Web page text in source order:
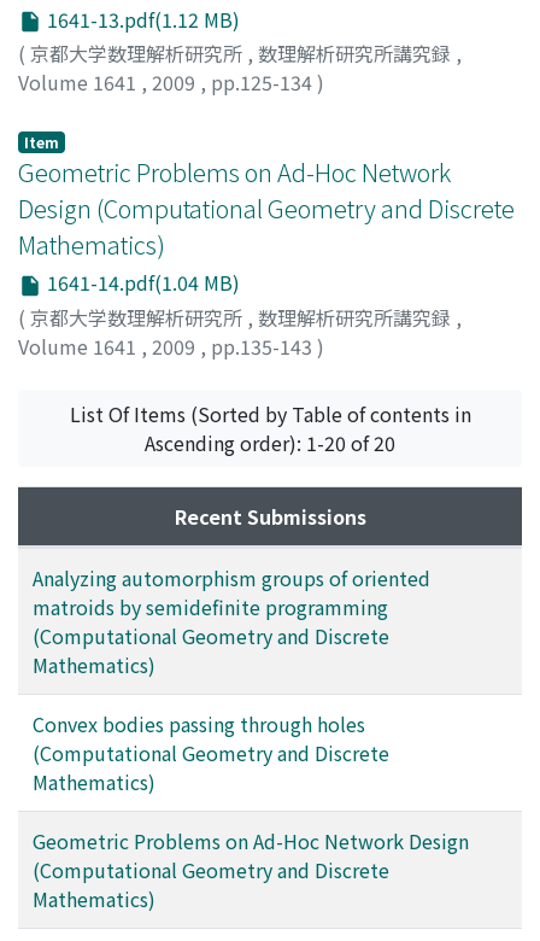
1641-13.pdf(1.12 MB)
( 京都大学数理解析研究所 , 数理解析研究所講究録 ,
Volume 1641 , 2009 , pp.125-134)
Item
Geometric Problems on Ad-Hoc Network
Design (Computational Geometry and Discrete
Mathematics)
1641-14.pdf(1.04 MB)
( 京都大学数理解析研究所 , 数理解析研究所講究録 ,
Volume 1641 , 2009 , pp.135-143 )
List Of Items (Sorted by Table of contents in
Ascending order): 1-20 of 20
Recent Submissions
Analyzing automorphism groups of oriented
matroids by semidefinite programming
(Computational Geometry and Discrete
Mathematics)
Convex bodies passing through holes
(Computational Geometry and Discrete
Mathematics)
Geometric Problems on Ad-Hoc Network Design
(Computational Geometry and Discrete
Mathematics)